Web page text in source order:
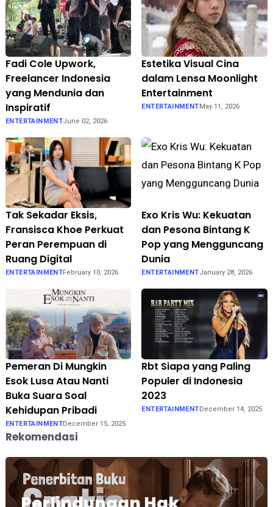
Fadi Cole Upwork,
Freelancer Indonesia
yang Mendunia dan
Inspiratif
ENTERTAINMENTJune 02, 2026
Estetika Visual Cina
dalam Lensa Moonlight
Entertainment
ENTERTAINMENTMay 11, 2026
Tak Sekadar Eksis,
Fransisca Khoe Perkuat
Peran Perempuan di
Ruang Digital
ENTERTAINMENTFebruary 10, 2026
Exo Kris Wu: Kekuatan
dan Pesona Bintang K
Pop yang Mengguncang
Dunia
ENTERTAINMENTJanuary 28, 2026
Pemeran Di Mungkin
Esok Lusa Atau Nanti
Buka Suara Soal
Kehidupan Pribadi
ENTERTAINMENTDecember 15, 2025
Rbt Siapa yang Paling
Populer di Indonesia
2023
ENTERTAINMENTDecember 14, 2025
Rekomendasi